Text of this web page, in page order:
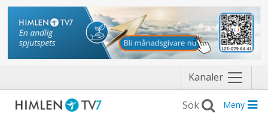
Kanaler Näytä
valikko
Meny